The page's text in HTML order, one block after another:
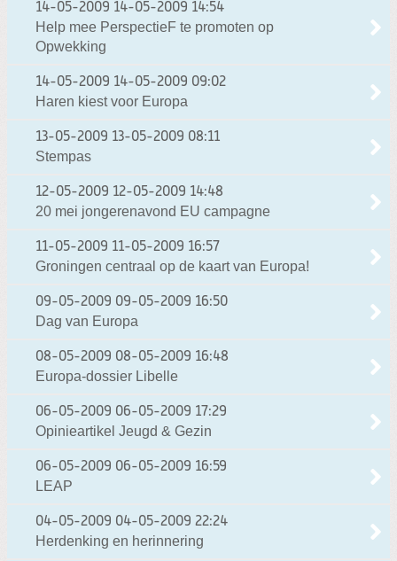
14-05-2009 14-05-2009 14:54
Help mee PerspectieF te promoten op
Opwekking
14-05-2009 14-05-2009 09:02
Haren kiest voor Europa
13-05-2009 13-05-2009 08:11
Stempas
12-05-2009 12-05-2009 14:48
20 mei jongerenavond EU campagne
11-05-2009 11-05-2009 16:57
Groningen centraal op de kaart van Europa!
09-05-2009 09-05-2009 16:50
Dag van Europa
08-05-2009 08-05-2009 16:48
Europa-dossier Libelle
06-05-2009 06-05-2009 17:29
Opinieartikel Jeugd & Gezin
06-05-2009 06-05-2009 16:59
LEAP
04-05-2009 04-05-2009 22:24
Herdenking en herinnering